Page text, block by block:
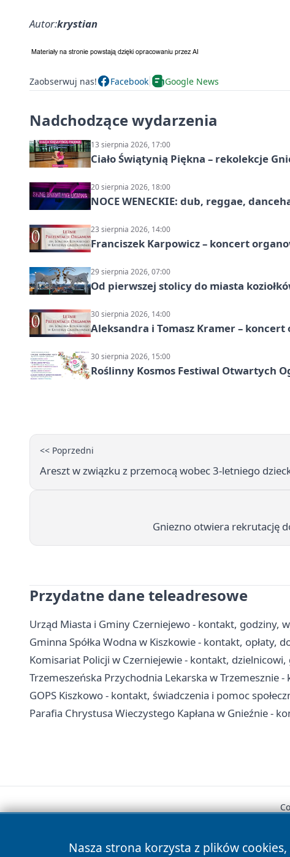
Autor:krystian
Zaobserwuj nas! Facebook Google News
Nadchodzące wydarzenia
13 sierpnia 2026, 17:00
Ciało Świątynią Piękna – rekolekcje
20 sierpnia 2026, 18:00
NOCE WENECKIE: dub, reggae,
23 sierpnia 2026, 14:00
Franciszek Karpowicz – koncert
29 sierpnia 2026, 07:00
Od pierwszej stolicy do miasta
30 sierpnia 2026, 14:00
Aleksandra i Tomasz Kramer –
30 sierpnia 2026, 15:00
Roślinny Kosmos Festiwal Otwartych
<< Poprzedni
Areszt w związku z przemocą wobec 3-letniego
Gniezno otwiera rekrutację
Przydatne dane teleadresowe
Urząd Miasta i Gminy Czerniejewo - kontakt, godziny,
Gminna Spółka Wodna w Kiszkowie - kontakt, opłaty,
Komisariat Policji w Czerniejewie - kontakt,
Trzemeszeńska Przychodnia Lekarska w Trzemesznie
GOPS Kiszkowo - kontakt, świadczenia i pomoc
Parafia Chrystusa Wieczystego Kapłana w Gnieźnie -
Nasza strona korzysta z plików